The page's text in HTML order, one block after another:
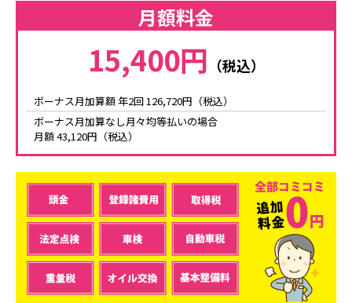
月額料金
15,400円 （税込）
ボーナス月加算額 年2回 126,720円（税込）
ボーナス月加算なし月々均等払いの場合
月額 43,120円（税込）